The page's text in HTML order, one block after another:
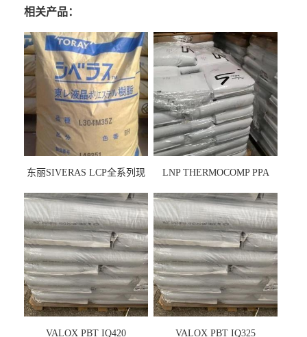
相关产品：
东丽SIVERAS LCP全系列现
LNP THERMOCOMP PPA
VALOX PBT IQ420 VALOX PBT IQ325